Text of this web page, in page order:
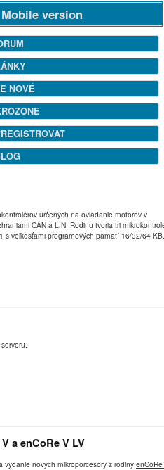
version
NOVÉ
určených na ovládanie motorov v
CAN a LIN. Rodinu tvoria tri
s veľkosťami programových pamätí 16/32/64 KB.
a enCoRe V LV
vydanie nových mikroporcesory z rodiny